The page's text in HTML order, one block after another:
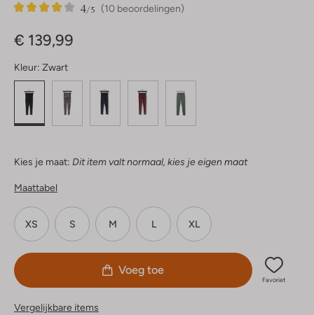
(10 beoordelingen)
4/5
10
4
€ 139,99
Kleur: Zwart
Kies je maat: Dit item valt normaal, kies je eigen maat
Maattabel
XS S M L XL
Voeg toe
Favoriet
Vergelijkbare items